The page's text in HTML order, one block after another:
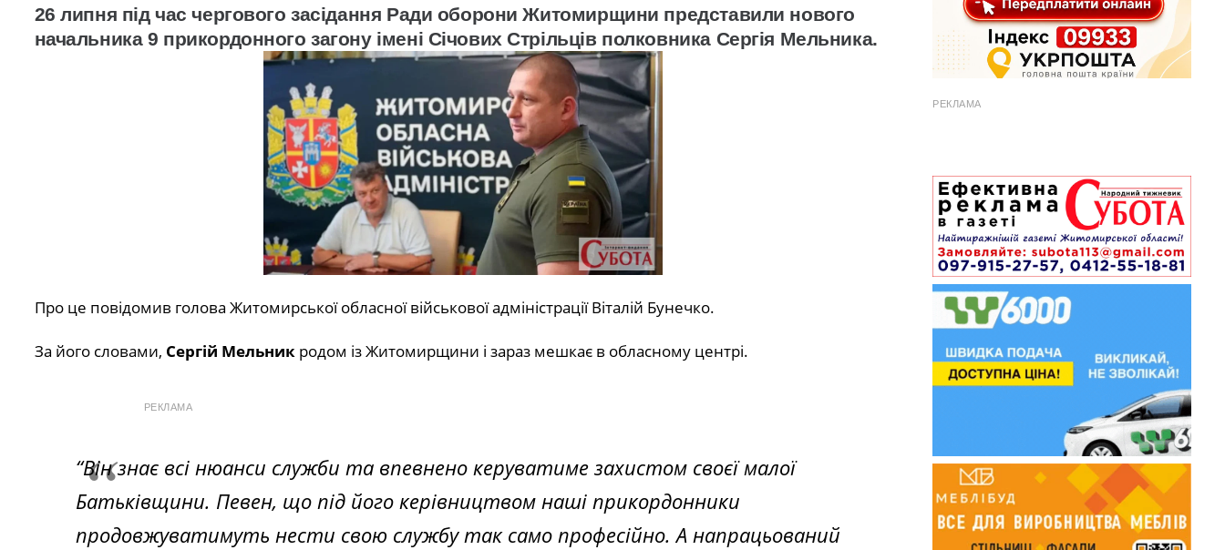
26 липня під час чергового засідання Ради оборони Житомирщини представили нового
начальника 9 прикордонного загону імені Січових Стрільців полковника Сергія Мельника.
Про це повідомив голова Житомирської обласної військової адміністрації Віталій Бунечко.
За його словами, Сергій Мельникродом із Житомирщини і зараз мешкає в обласному центрі.
РЕКЛАМА
“Він знає всі нюанси служби та впевнено керуватиме захистом своєї малої
Батьківщини. Певен, що під його керівництвом наші прикордонники
продовжуватимуть нести свою службу так само професійно. А напрацьований
РЕКЛАМА